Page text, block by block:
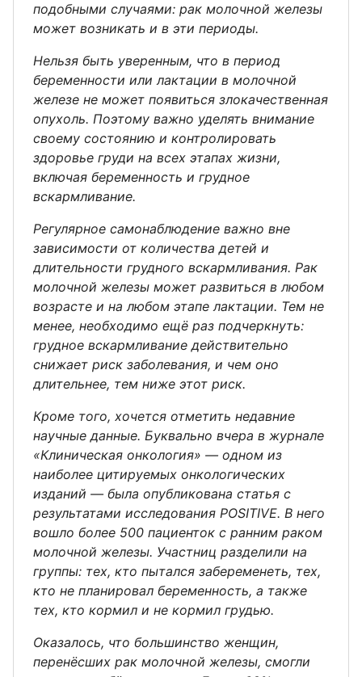
подобными случаями: рак молочной железы
может возникать и в эти периоды.
Нельзя быть уверенным, что в период
беременности или лактации в молочной
железе не может появиться злокачественная
опухоль. Поэтому важно уделять внимание
своему состоянию и контролировать
здоровье груди на всех этапах жизни,
включая беременность и грудное
вскармливание.
Регулярное самонаблюдение важно вне
зависимости от количества детей и
длительности грудного вскармливания. Рак
молочной железы может развиться в любом
возрасте и на любом этапе лактации. Тем не
менее, необходимо ещё раз подчеркнуть:
грудное вскармливание действительно
снижает риск заболевания, и чем оно
длительнее, тем ниже этот риск.
Кроме того, хочется отметить недавние
научные данные. Буквально вчера в журнале
«Клиническая онкология» — одном из
наиболее цитируемых онкологических
изданий — была опубликована статья с
результатами исследования POSITIVE. В него
вошло более 500 пациенток с ранним раком
молочной железы. Участниц разделили на
группы: тех, кто пытался забеременеть, тех,
кто не планировал беременность, а также
тех, кто кормил и не кормил грудью.
Оказалось, что большинство женщин,
перенёсших рак молочной железы, смогли